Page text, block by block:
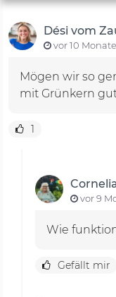
Dési vom
vor 10
Mögen wir so
mit Grünkern
1
vor 9
Wie
Gefällt mir